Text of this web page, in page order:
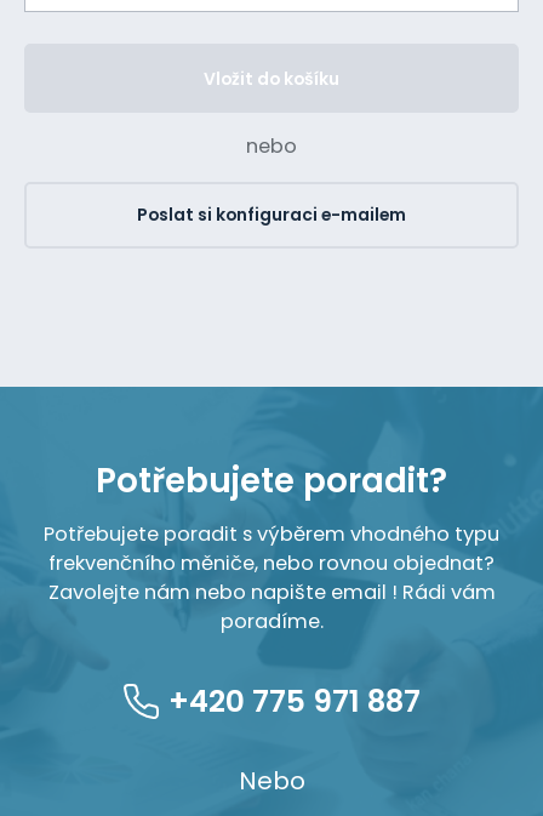
Vložit do košíku
nebo
Poslat si konfiguraci e-mailem
Potřebujete poradit?
Potřebujete poradit s výběrem vhodného typu
frekvenčního měniče, nebo rovnou objednat?
Zavolejte nám nebo napište email ! Rádi vám
poradíme.
+420 775 971 887
Nebo